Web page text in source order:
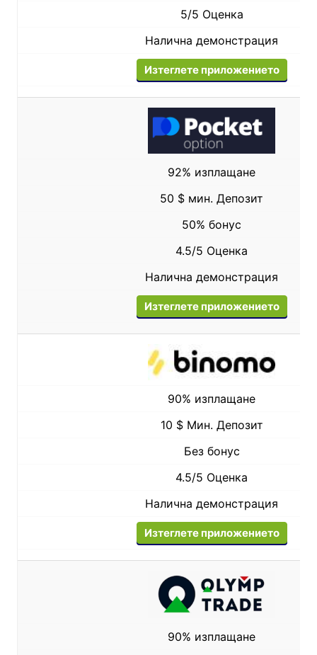
5/5 Оценка
Налична демонстрация
Изтеглете приложението
92% изплащане
50 $ мин. Депозит
50% бонус
4.5/5 Оценка
Налична демонстрация
Изтеглете приложението
90% изплащане
10 $ Мин. Депозит
Без бонус
4.5/5 Оценка
Налична демонстрация
Изтеглете приложението
90% изплащане